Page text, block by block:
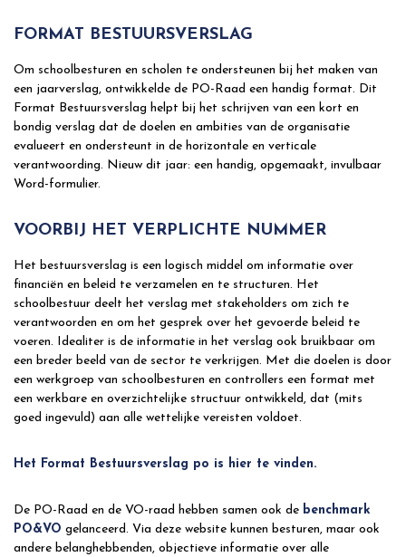
FORMAT BESTUURSVERSLAG
Om schoolbesturen en scholen te ondersteunen bij het maken van
een jaarverslag, ontwikkelde de PO-Raad een handig format. Dit
Format Bestuursverslag helpt bij het schrijven van een kort en
bondig verslag dat de doelen en ambities van de organisatie
evalueert en ondersteunt in de horizontale en verticale
verantwoording. Nieuw dit jaar: een handig, opgemaakt, invulbaar
Word-formulier.
VOORBIJ HET VERPLICHTE NUMMER
Het bestuursverslag is een logisch middel om informatie over
financiën en beleid te verzamelen en te structuren. Het
schoolbestuur deelt het verslag met stakeholders om zich te
verantwoorden en om het gesprek over het gevoerde beleid te
voeren. Idealiter is de informatie in het verslag ook bruikbaar om
een breder beeld van de sector te verkrijgen. Met die doelen is door
een werkgroep van schoolbesturen en controllers een format met
een werkbare en overzichtelijke structuur ontwikkeld, dat (mits
goed ingevuld) aan alle wettelijke vereisten voldoet.
Het Format Bestuursverslag po is hier te vinden.
De PO-Raad en de VO-raad hebben samen ook de benchmark
PO&VO gelanceerd. Via deze website kunnen besturen, maar ook
andere belanghebbenden, objectieve informatie over alle